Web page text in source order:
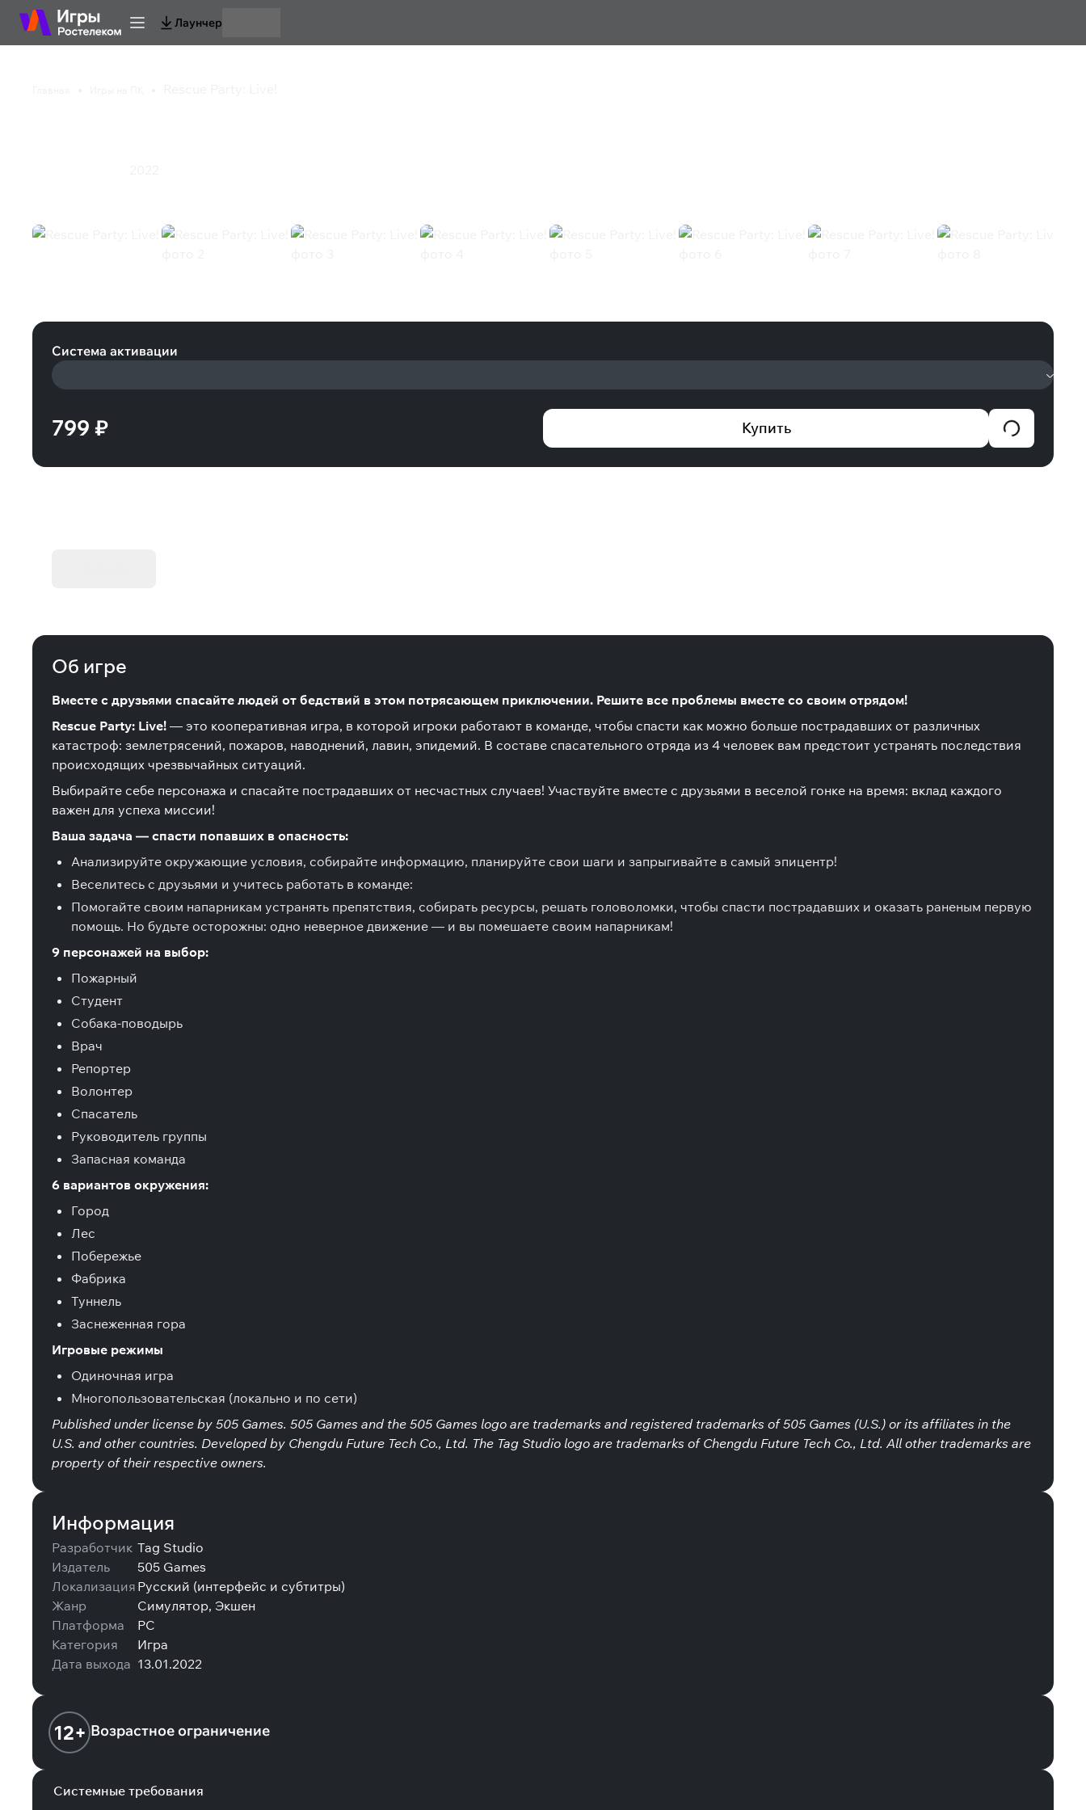
Лаунчер
Система активации
799 ₽ Купить
Об игре
Вместе с друзьями спасайте людей от бедствий в этом потрясающем приключении. Решите все проблемы вместе со своим отрядом!
Rescue Party: Live! — это кооперативная игра, в которой игроки работают в команде, чтобы спасти как можно больше пострадавших от различных
катастроф: землетрясений, пожаров, наводнений, лавин, эпидемий. В составе спасательного отряда из 4 человек вам предстоит устранять последствия
происходящих чрезвычайных ситуаций.
Выбирайте себе персонажа и спасайте пострадавших от несчастных случаев! Участвуйте вместе с друзьями в веселой гонке на время: вклад каждого
важен для успеха миссии!
Ваша задача — спасти попавших в опасность:
Анализируйте окружающие условия, собирайте информацию, планируйте свои шаги и запрыгивайте в самый эпицентр!
Веселитесь с друзьями и учитесь работать в команде:
Помогайте своим напарникам устранять препятствия, собирать ресурсы, решать головоломки, чтобы спасти пострадавших и оказать раненым первую
помощь. Но будьте осторожны: одно неверное движение — и вы помешаете своим напарникам!
9 персонажей на выбор:
Пожарный
Студент
Собака-поводырь
Врач
Репортер
Волонтер
Спасатель
Руководитель группы
Запасная команда
6 вариантов окружения:
Город
Лес
Побережье
Фабрика
Туннель
Заснеженная гора
Игровые режимы
Одиночная игра
Многопользовательская (локально и по сети)
Published under license by 505 Games. 505 Games and the 505 Games logo are trademarks and registered trademarks of 505 Games (U.S.) or its affiliates in the
U.S. and other countries. Developed by Chengdu Future Tech Co., Ltd. The Tag Studio logo are trademarks of Chengdu Future Tech Co., Ltd. All other trademarks are
property of their respective owners.
Информация
Разработчик Tag Studio
Издатель
505 Games
Локализация Русский (интерфейс и субтитры)
Жанр
Симулятор, Экшен
Платформа
PC
Категория
Игра
Дата выхода 13.01.2022
12+ Возрастное ограничение
Системные требования